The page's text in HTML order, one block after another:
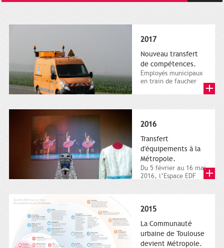
2017
Nouveau transfert
de compétences.
Employés municipaux
en train de faucher
2016
Transfert
d'équipements à la
Métropole.
Du 5 février au 16 mai
2016, l’Espace EDF
2015
La Communauté
urbaine de Toulouse
devient Métropole.